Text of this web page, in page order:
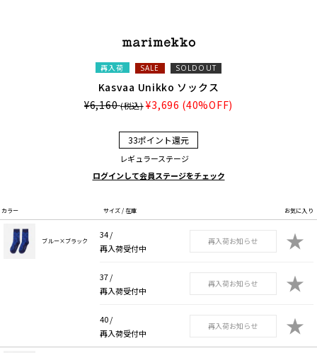
再入荷 SALE SOLDOUT
Kasvaa Unikko ソックス
¥6,160(税込) ¥3,696 (40%OFF)
33ポイント還元
レギュラーステージ
ログインして会員ステージをチェック
カラー サイズ / 在庫 お気に入り
ブルー×ブラック
34 /
再入荷受付中
再入荷お知らせ ★
37 /
再入荷受付中
再入荷お知らせ ★
40 /
再入荷受付中
再入荷お知らせ ★